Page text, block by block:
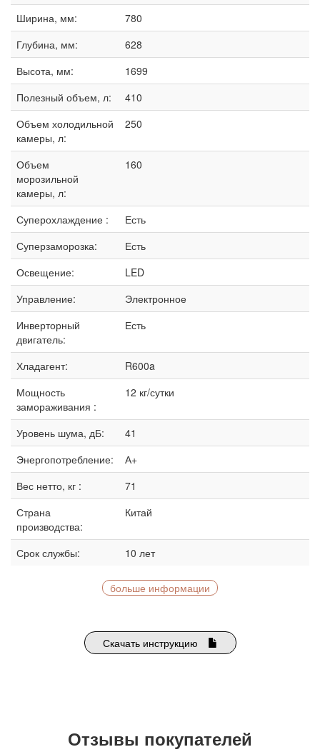
Ширина, мм:
780
Глубина, мм:
628
Высота, мм:
1699
Полезный объем, л:
410
Объем холодильной
камеры, л:
250
Объем
морозильной
камеры, л:
160
Суперохлаждение :
Есть
Суперзаморозка:
Есть
Освещение:
LED
Управление:
Электронное
Инверторный
двигатель:
Есть
Хладагент:
R600a
Мощность
замораживания :
12 кг/сутки
Уровень шума, дБ:
41
Энергопотребление:
А+
Вес нетто, кг :
71
Страна
производства:
Китай
Срок службы: 10 лет
больше информации
Скачать инструкцию
Отзывы покупателей